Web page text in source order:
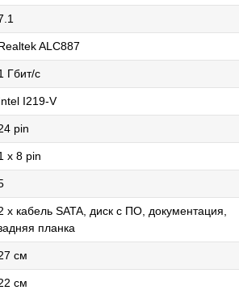
ALC887
Гбит/с
I219-V
pin
x 8 pin
x кабель SATA, диск с ПО, документация,
планка
см
см